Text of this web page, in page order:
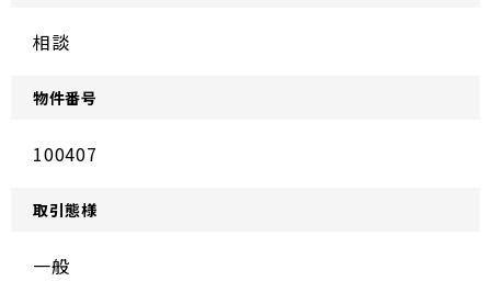
相談
物件番号
100407
取引態様
一般